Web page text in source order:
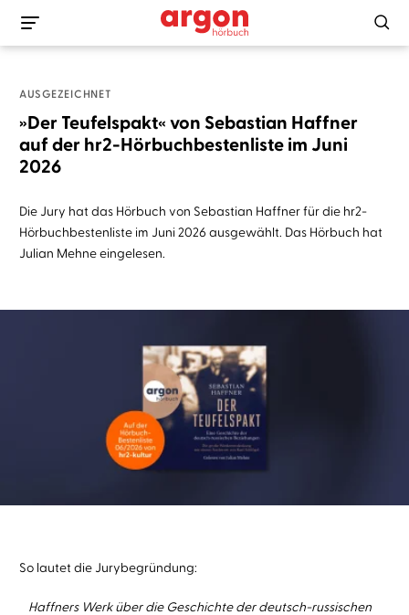
AUSGEZEICHNET
»Der Teufelspakt« von Sebastian Haffner
auf der hr2-Hörbuchbestenliste im Juni
2026
Die Jury hat das Hörbuch von Sebastian Haffner für die hr2-
Hörbuchbestenliste im Juni 2026 ausgewählt. Das Hörbuch hat
Julian Mehne eingelesen.
So lautet die Jurybegründung:
Haffners Werk über die Geschichte der deutsch-russischen